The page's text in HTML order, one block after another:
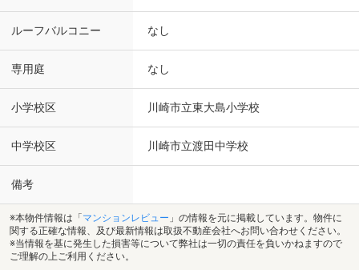
ルーフバルコニー なし
専用庭 なし
小学校区 川崎市立東大島小学校
中学校区 川崎市立渡田中学校
備考
※本物件情報は「 マンションレビュー 」の情報を元に掲載しています。物件に
関する正確な情報、及び最新情報は取扱不動産会社へお問い合わせください。
※当情報を基に発生した損害等について弊社は一切の責任を負いかねますので
ご理解の上ご利用ください。